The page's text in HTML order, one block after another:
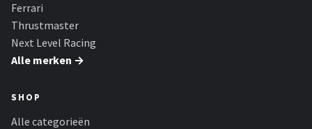
Ferrari
Thrustmaster
Next Level Racing
Alle merken →
SHOP
Alle categorieën